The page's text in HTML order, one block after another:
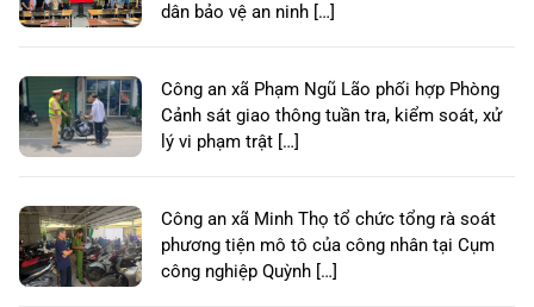
dân bảo vệ an ninh […]
Công an xã Phạm Ngũ Lão phối hợp Phòng
Cảnh sát giao thông tuần tra, kiểm soát, xử
lý vi phạm trật […]
Công an xã Minh Thọ tổ chức tổng rà soát
phương tiện mô tô của công nhân tại Cụm
công nghiệp Quỳnh […]